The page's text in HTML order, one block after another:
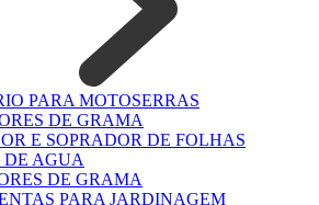
PARA MOTOSERRAS
DE GRAMA
E SOPRADOR DE FOLHAS
AGUA
DE GRAMA
PARA JARDINAGEM